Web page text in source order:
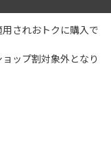
されおトクに購入で
ップ割対象外となり